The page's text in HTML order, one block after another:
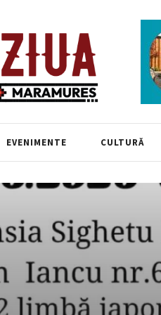
EVENIMENTE CULTURĂ